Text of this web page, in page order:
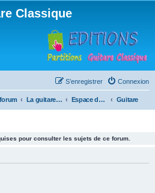
Classique
Connexion
S’enregistrer
La guitare : instrument, cours et théorie Espace débutants Guitare
pour consulter les sujets de ce forum.